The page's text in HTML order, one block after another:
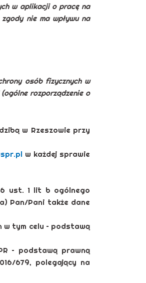
w aplikacji o pracę na
nie ma wpływu na
osób fizycznych w
rozporządzenie o
w Rzeszowie przy
w każdej sprawie
ust. 1 lit b ogólnego
Pan/Pani także dane
tym celu – podstawą
– podstawą prawną
679, polegający na